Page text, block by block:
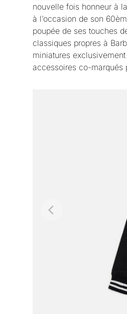
nouvelle fois honneur à
à l’occasion de son
poupée de ses touches
classiques propres à
miniatures
accessoires co-marqués